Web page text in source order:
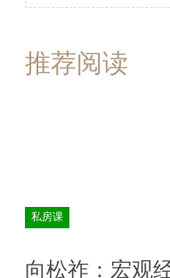
推荐阅读
私房课
向松祚：宏观